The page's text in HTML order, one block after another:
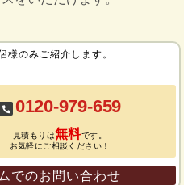
様のみご紹介します。
0120-979-659
見積もりは無料です。
お気軽にご相談ください！
でのお問い合わせ